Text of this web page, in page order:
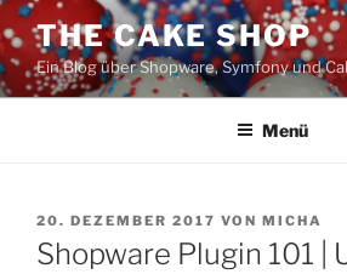
Zum
Inhalt
springen
THE CAKE SHOP
Ein Blog über Shopware, Symfony und
Menü
VERÖFFENTLICHT
AM
20. DEZEMBER 2017 VON MICHA
Shopware Plugin 101 |